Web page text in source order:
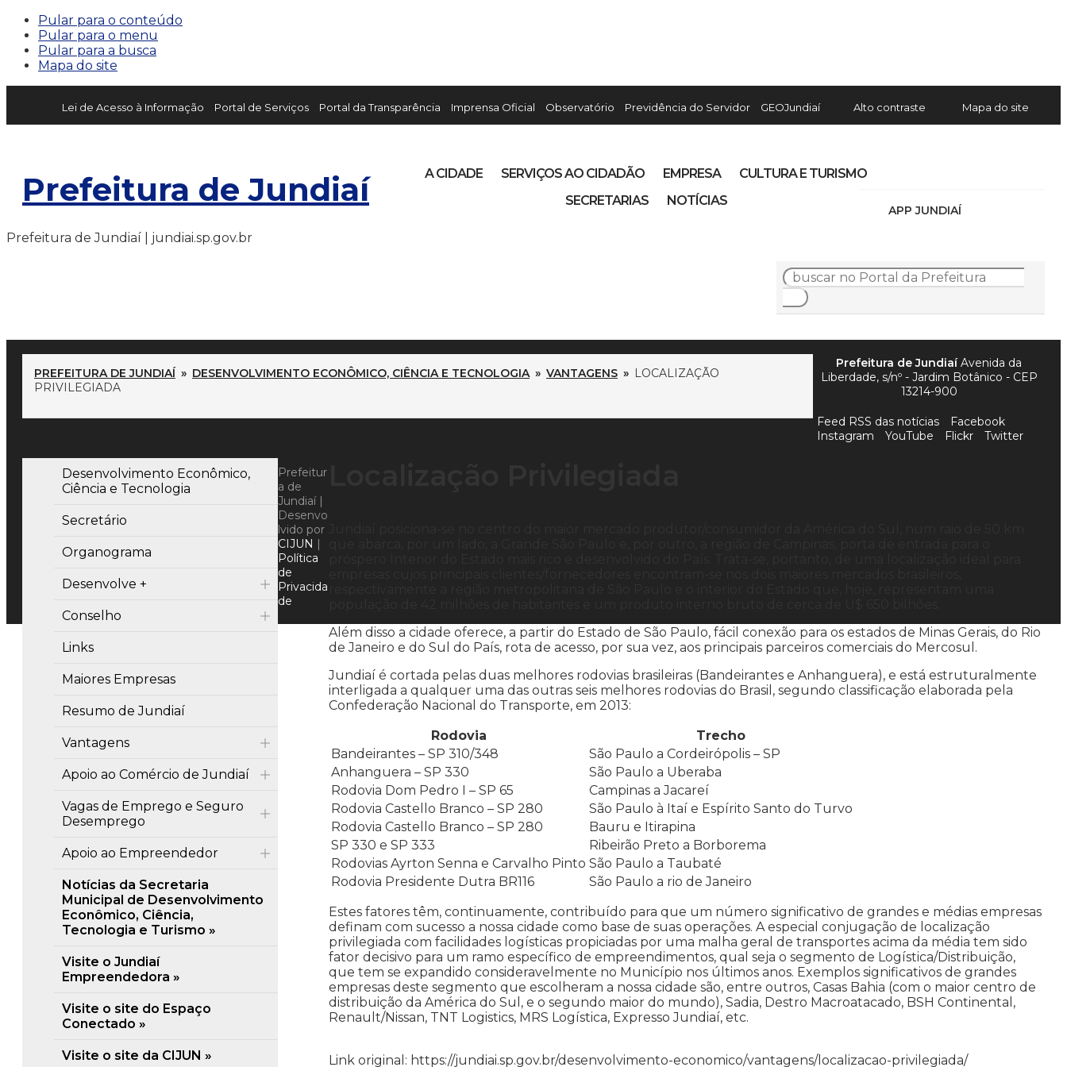
Pular para o conteúdo
Pular para o menu
Pular para a busca
Mapa do site
Lei de Acesso à Informação Portal de Serviços Portal da Transparência Imprensa Oficial Observatório Previdência do Servidor GEOJundiaí Alto contraste Mapa do site
Prefeitura de Jundiaí
APP JUNDIAÍ
A CIDADE SERVIÇOS AO CIDADÃO EMPRESA
CULTURA E TURISMO
SECRETARIAS
NOTÍCIAS
Prefeitura de Jundiaí | jundiai.sp.gov.br
PREFEITURA DE JUNDIAÍ » DESENVOLVIMENTO ECONÔMICO, CIÊNCIA E TECNOLOGIA » VANTAGENS » LOCALIZAÇÃO
PRIVILEGIADA
Desenvolvimento Econômico,
Ciência e Tecnologia
Secretário
Organograma
Desenvolve +
Conselho
Links
Maiores Empresas
Resumo de Jundiaí
Vantagens
Apoio ao Comércio de Jundiaí
Vagas de Emprego e Seguro
Desemprego
Apoio ao Empreendedor
Notícias da Secretaria
Municipal de Desenvolvimento
Econômico, Ciência,
Tecnologia e Turismo
Visite o Jundiaí
Empreendedora
Visite o site do Espaço
Conectado
Visite o site da CIJUN
Além disso a cidade oferece, a partir do Estado de São Paulo, fácil conexão para os estados de Minas Gerais, do Rio
de Janeiro e do Sul do País, rota de acesso, por sua vez, aos principais parceiros comerciais do Mercosul.
Jundiaí é cortada pelas duas melhores rodovias brasileiras (Bandeirantes e Anhanguera), e está estruturalmente
interligada a qualquer uma das outras seis melhores rodovias do Brasil, segundo classificação elaborada pela
Confederação Nacional do Transporte, em 2013:
Rodovia
Trecho
Bandeirantes – SP 310/348
São Paulo a Cordeirópolis – SP
Anhanguera – SP 330
São Paulo a Uberaba
Rodovia Dom Pedro I – SP 65
Campinas a Jacareí
Rodovia Castello Branco – SP 280
São Paulo à Itaí e Espírito Santo do Turvo
Rodovia Castello Branco – SP 280
Bauru e Itirapina
SP 330 e SP 333
Ribeirão Preto a Borborema
Rodovias Ayrton Senna e Carvalho Pinto São Paulo a Taubaté
Rodovia Presidente Dutra BR116
São Paulo a rio de Janeiro
Estes fatores têm, continuamente, contribuído para que um número significativo de grandes e médias empresas
definam com sucesso a nossa cidade como base de suas operações. A especial conjugação de localização
privilegiada com facilidades logísticas propiciadas por uma malha geral de transportes acima da média tem sido
fator decisivo para um ramo específico de empreendimentos, qual seja o segmento de Logística/Distribuição,
que tem se expandido consideravelmente no Município nos últimos anos. Exemplos significativos de grandes
empresas deste segmento que escolheram a nossa cidade são, entre outros, Casas Bahia (com o maior centro de
distribuição da América do Sul, e o segundo maior do mundo), Sadia, Destro Macroatacado, BSH Continental,
Renault/Nissan, TNT Logistics, MRS Logística, Expresso Jundiaí, etc.
Link original: https://jundiai.sp.gov.br/desenvolvimento-economico/vantagens/localizacao-privilegiada/
Prefeitura de JundiaíAvenida da
Liberdade, s/nº - Jardim Botânico - CEP
13214-900
Feed RSS das notícias
Facebook
Instagram
YouTube Flickr Twitter
Prefeitur
a de
Jundiaí |
Desenvo
lvido por
CIJUN |
Política
de
Privacida
de